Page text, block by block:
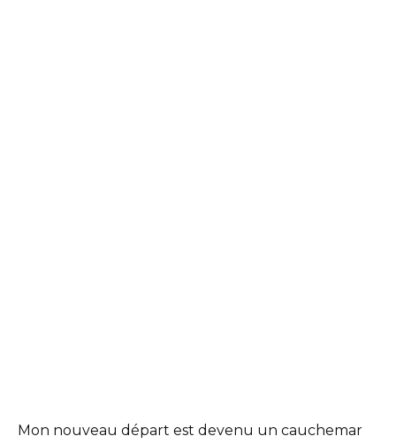
Mon nouveau départ est devenu un cauchemar